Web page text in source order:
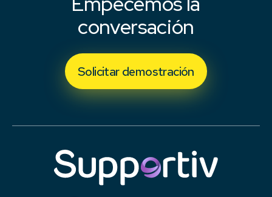
conversación
Solicitar demostración